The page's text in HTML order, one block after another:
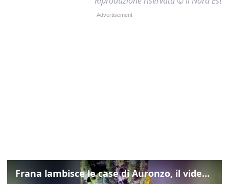
Frana lambisce le case di Auronzo, il video dall'elicottero dei vigili del fuoco